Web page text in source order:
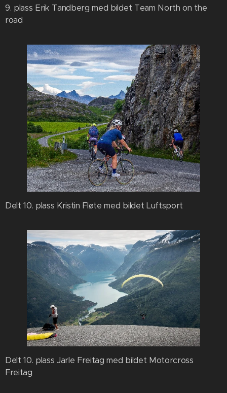
9. plass Erik Tandberg med bildet Team North on the
road
Delt 10. plass Kristin Fløte med bildet Luftsport
Delt 10. plass Jarle Freitag med bildet Motorcross
Freitag